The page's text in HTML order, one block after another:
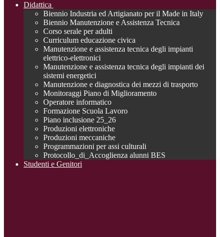
Didattica
Biennio Industria ed Artigianato per il Made in Italy
Biennio Manutenzione e Assistenza Tecnica
Corso serale per adulti
Curriculum educazione civica
Manutenzione e assistenza tecnica degli impianti
elettrico-elettronici
Manutenzione e assistenza tecnica degli impianti dei
sistemi energetici
Manutenzione e diagnostica dei mezzi di trasporto
Monitoraggi Piano di Miglioramento
Operatore informatico
Formazione Scuola Lavoro
Piano inclusione 25_26
Produzioni elettroniche
Produzioni meccaniche
Programmazioni per assi culturali
Protocollo_di_Accoglienza alunni BES
Studenti e Genitori